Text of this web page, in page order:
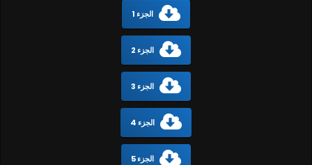
الجزء 1
الجزء 2
الجزء 3
الجزء 4
الجزء 5